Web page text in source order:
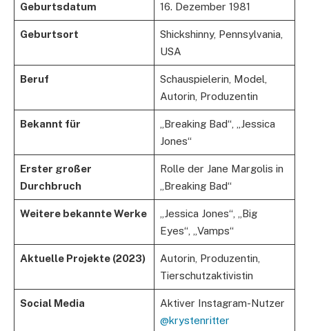
Geburtsdatum 16. Dezember 1981
Geburtsort
Shickshinny, Pennsylvania,
USA
Beruf
Schauspielerin, Model,
Autorin, Produzentin
Bekannt für
„Breaking Bad“, „Jessica
Jones“
Erster großer
Durchbruch
Rolle der Jane Margolis in
„Breaking Bad“
Weitere bekannte Werke
„Jessica Jones“, „Big
Eyes“, „Vamps“
Aktuelle Projekte (2023)
Autorin, Produzentin,
Tierschutzaktivistin
Social Media
Aktiver Instagram-Nutzer
@krystenritter